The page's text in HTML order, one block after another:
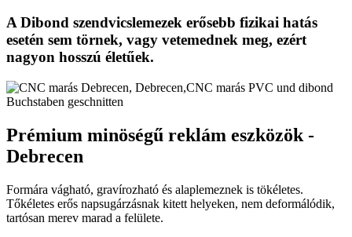
A Dibond szendvicslemezek erősebb fizikai hatás
esetén sem törnek, vagy vetemednek meg, ezért
nagyon hosszú életűek.
Prémium minöségű reklám eszközök -
Debrecen
Formára vágható, gravírozható és alaplemeznek is tökéletes.
Tőkéletes erős napsugárzásnak kitett helyeken, nem deformálódik,
tartósan merev marad a felülete.